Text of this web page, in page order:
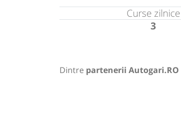
Curse zilnice
3
Dintre partenerii Autogari.RO